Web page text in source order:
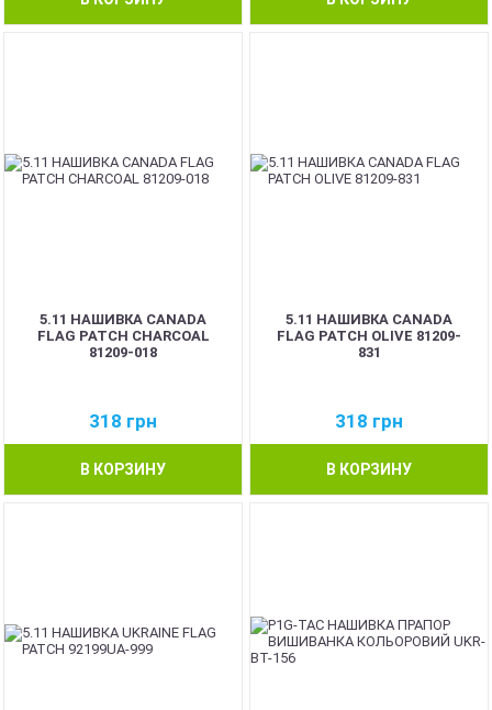
5.11 НАШИВКА CANADA
FLAG PATCH CHARCOAL
81209-018
318 грн
В КОРЗИНУ
5.11 НАШИВКА CANADA
FLAG PATCH OLIVE 81209-
831
318 грн
В КОРЗИНУ